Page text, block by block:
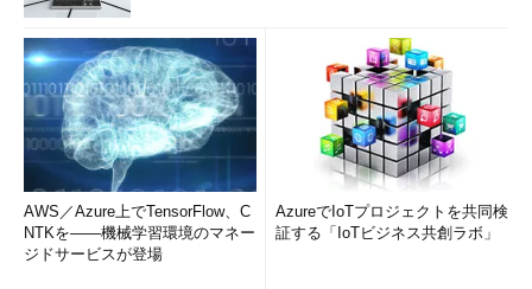
AWS／Azure上でTensorFlow、C
NTKを――機械学習環境のマネー
ジドサービスが登場
AzureでIoTプロジェクトを共同検
証する「IoTビジネス共創ラボ」